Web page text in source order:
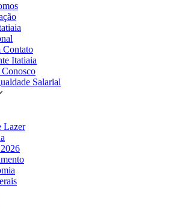
Contato
Itatiaia
Salarial
Lazer